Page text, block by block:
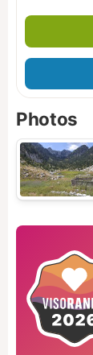
Photos